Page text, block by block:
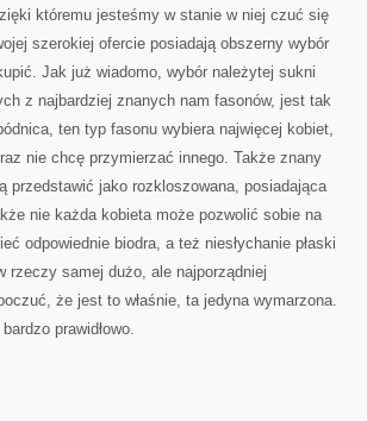
któremu jesteśmy w stanie w niej czuć się
szerokiej ofercie posiadają obszerny wybór
Jak już wiadomo, wybór należytej sukni
z najbardziej znanych nam fasonów, jest tak
ten typ fasonu wybiera najwięcej kobiet,
nie chcę przymierzać innego. Także znany
przedstawić jako rozkloszowana, posiadająca
nie każda kobieta może pozwolić sobie na
odpowiednie biodra, a też niesłychanie płaski
rzeczy samej dużo, ale najporządniej
że jest to właśnie, ta jedyna wymarzona.
prawidłowo.